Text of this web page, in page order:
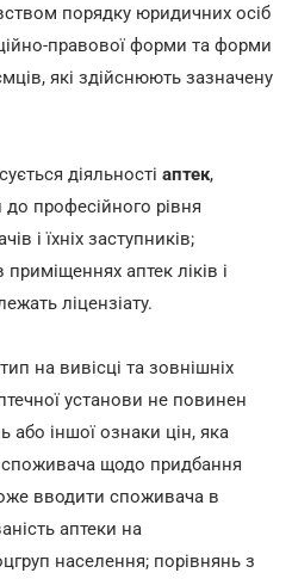
порядку юридичних осіб
правової форми та форми
які здійснюють зазначену
діяльності аптек,
професійного рівня
і їхніх заступників;
аптек ліків і
ліцензіату.
на вивісці та зовнішніх
установи не повинен
або іншої ознаки цін, яка
щодо придбання
вводити споживача в
аптеки на
населення; порівнянь з